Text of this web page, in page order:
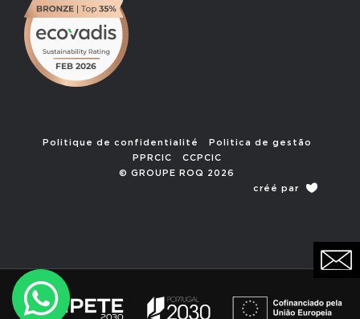
Politique de confidentialité
Politica de gestão
PPRCIC
CCPCIC
© GROUPE ROQ 2026
créé par